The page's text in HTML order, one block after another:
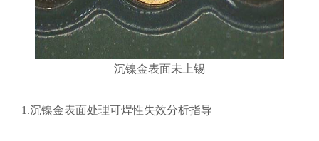
沉镍金表面未上锡
1.沉镍金表面处理可焊性失效分析指导